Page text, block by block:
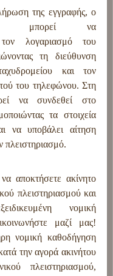
της εγγραφής, ο
μπορεί να
τον λογαριασμό του
τη διεύθυνση
και τον
του τηλεφώνου. Στη
να συνδεθεί στο
τα στοιχεία
να υποβάλει αίτηση
πλειστηριασμό.
αποκτήσετε ακίνητο
πλειστηριασμού και
νομική
μαζί μας!
νομική καθοδήγηση
την αγορά ακινήτου
πλειστηριασμού,